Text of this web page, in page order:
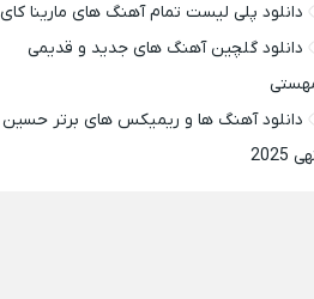
دانلود پلی لیست تمام آهنگ های مارینا کای
دانلود گلچین آهنگ های جدید و قدیمی
دانلود آهنگ ها و ریمیکس های برتر حسین
2025